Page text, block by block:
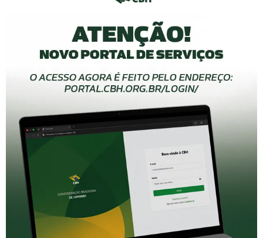
Entidade máxima do
Hipismo no Brasil, dedicada